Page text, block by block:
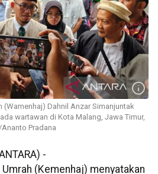
(Wamenhaj) Dahnil Anzar Simanjuntak
wartawan di Kota Malang, Jawa Timur,
Pradana
-
(Kemenhaj) menyatakan